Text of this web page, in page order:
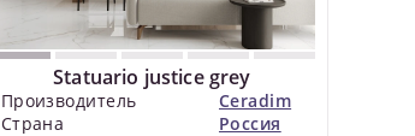
Statuario justice grey
Производитель
Ceradim
Страна
Россия